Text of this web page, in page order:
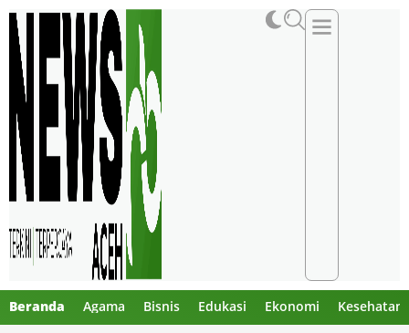
Beranda Agama Bisnis Edukasi Ekonomi Kesehatan